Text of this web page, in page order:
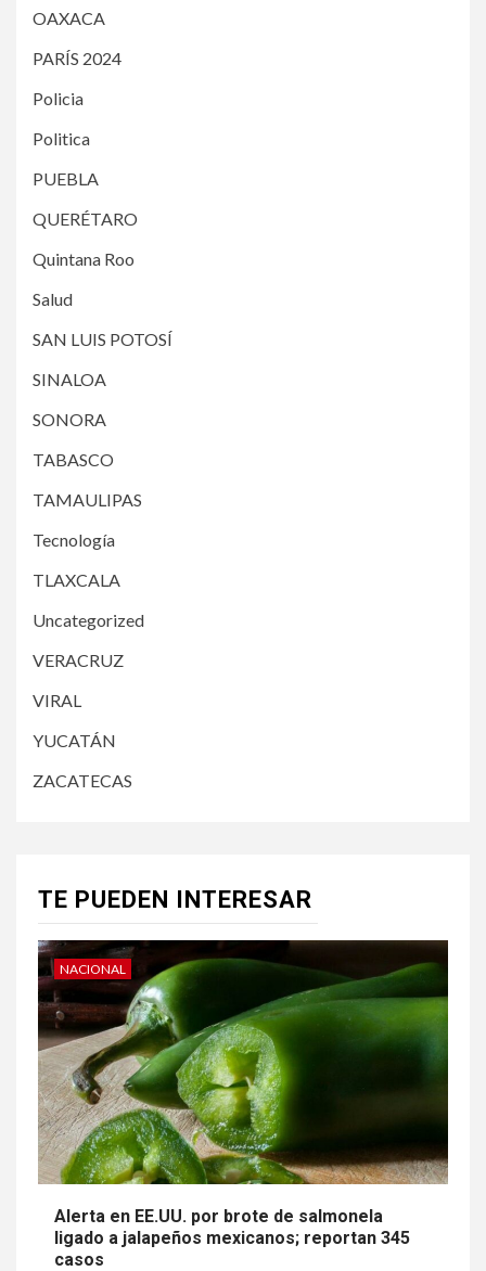
OAXACA
PARÍS 2024
Policia
Politica
PUEBLA
QUERÉTARO
Quintana Roo
Salud
SAN LUIS POTOSÍ
SINALOA
SONORA
TABASCO
TAMAULIPAS
Tecnología
TLAXCALA
Uncategorized
VERACRUZ
VIRAL
YUCATÁN
ZACATECAS
TE PUEDEN INTERESAR
NACIONAL
Alerta en EE.UU. por brote de salmonela
ligado a jalapeños mexicanos; reportan 345
casos